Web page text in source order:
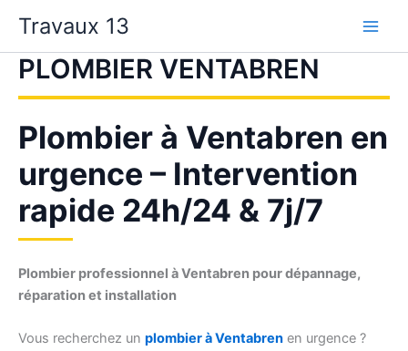
contenu
Travaux 13
PLOMBIER VENTABREN
Plombier à Ventabren en
urgence – Intervention
rapide 24h/24 & 7j/7
Plombier professionnel à Ventabren pour dépannage,
réparation et installation
Vous recherchez un plombier à Ventabren en urgence ?